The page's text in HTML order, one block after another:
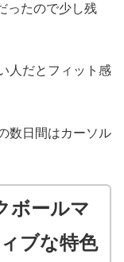
ったので少し残
人だとフィット感
数日間はカーソル
ボールマ
ブな特色